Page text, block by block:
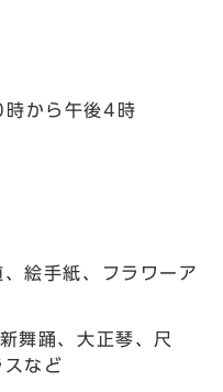
から午後4時
絵手紙、フラワーア
舞踊、大正琴、尺
スなど